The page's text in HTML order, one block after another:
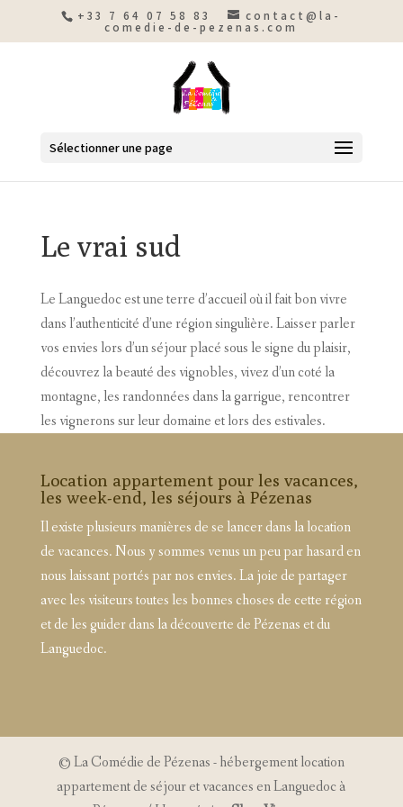
+33 7 64 07 58 83 contact@la-
comedie-de-pezenas.com
Sélectionner une page
Le vrai sud
Le Languedoc est une terre d’accueil où il fait bon vivre
dans l’authenticité d’une région singulière. Laisser parler
vos envies lors d’un séjour placé sous le signe du plaisir,
découvrez la beauté des vignobles, vivez d’un coté la
montagne, les randonnées dans la garrigue, rencontrer
les vignerons sur leur domaine et lors des estivales.
Location appartement pour les vacances,
les week-end, les séjours à Pézenas
Il existe plusieurs manières de se lancer dans la location
de vacances. Nous y sommes venus un peu par hasard en
nous laissant portés par nos envies. La joie de partager
avec les visiteurs toutes les bonnes choses de cette région
et de les guider dans la découverte de Pézenas et du
Languedoc.
© La Comédie de Pézenas - hébergement location
appartement de séjour et vacances en Languedoc à